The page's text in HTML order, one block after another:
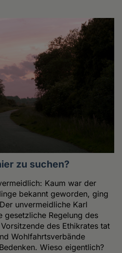
zu suchen?
Kaum war der
bekannt geworden, ging
unvermeidliche Karl
gesetzliche Regelung des
des Ethikrates tat
Wohlfahrtsverbände
Wieso eigentlich?